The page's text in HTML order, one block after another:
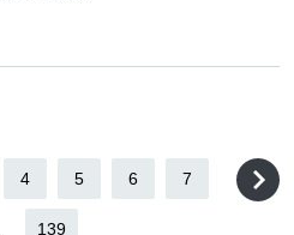
4 5 6 7
139